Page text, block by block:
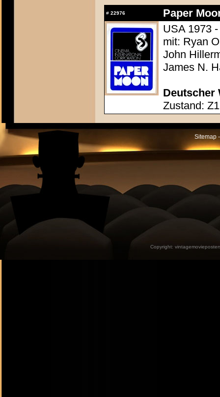
# 22976
Paper
USA 1973
mit: Ryan
John
James N.
Deutscher
Zustand: Z1
Sitemap
Copyright: